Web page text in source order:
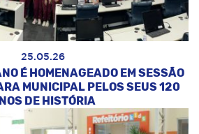
25.05.26
É HOMENAGEADO EM SESSÃO
MUNICIPAL PELOS SEUS 120
DE HISTÓRIA